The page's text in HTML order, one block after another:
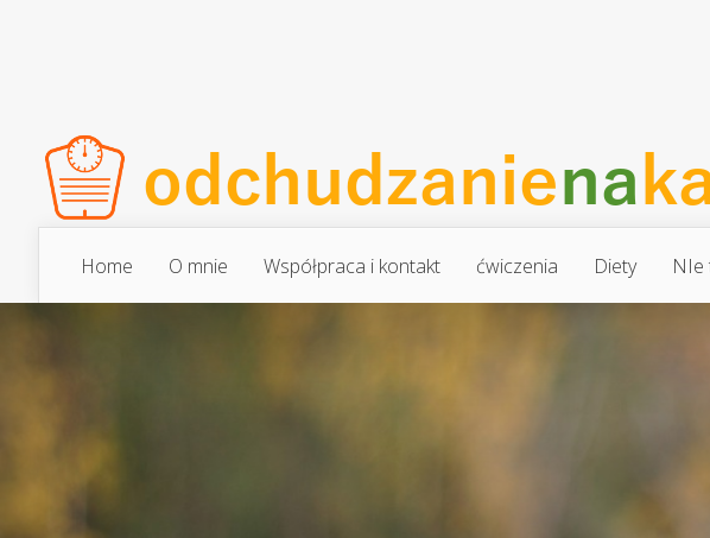
Home O mnie Współpraca i kontakt ćwiczenia Diety NIe